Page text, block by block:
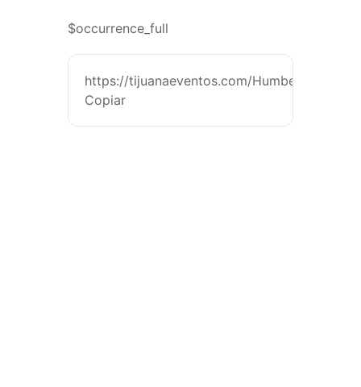
$occurrence_full
https://tijuanaeventos.com/
Copiar